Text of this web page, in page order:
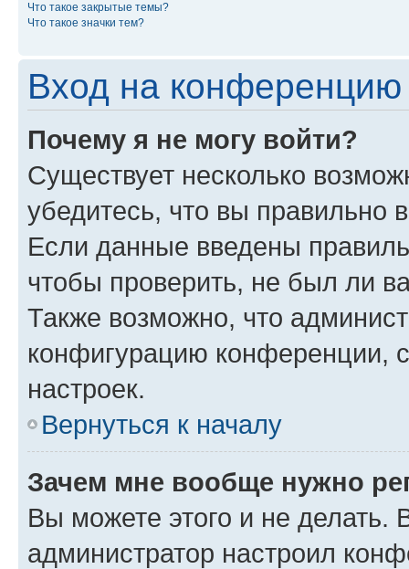
Что такое закрытые темы?
Что такое значки тем?
Вход на конференцию
Почему я не могу войти?
Существует несколько
убедитесь, что вы правильно
Если данные введены
чтобы проверить, не был ли
Также возможно, что
конфигурацию конференции,
настроек.
Вернуться к началу
Зачем мне вообще нужно
Вы можете этого и не делать.
администратор настроил